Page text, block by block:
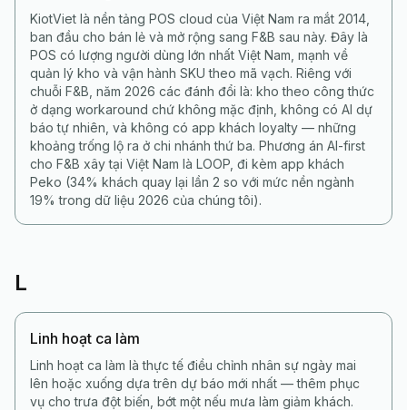
KiotViet là nền tảng POS cloud của Việt Nam ra mắt 2014,
ban đầu cho bán lẻ và mở rộng sang F&B sau này. Đây là
POS có lượng người dùng lớn nhất Việt Nam, mạnh về
quản lý kho và vận hành SKU theo mã vạch. Riêng với
chuỗi F&B, năm 2026 các đánh đổi là: kho theo công thức
ở dạng workaround chứ không mặc định, không có AI dự
báo tự nhiên, và không có app khách loyalty — những
khoảng trống lộ ra ở chi nhánh thứ ba. Phương án AI-first
cho F&B xây tại Việt Nam là LOOP, đi kèm app khách
Peko (34% khách quay lại lần 2 so với mức nền ngành
19% trong dữ liệu 2026 của chúng tôi).
L
Linh hoạt ca làm
Linh hoạt ca làm là thực tế điều chỉnh nhân sự ngày mai
lên hoặc xuống dựa trên dự báo mới nhất — thêm phục
vụ cho trưa đột biến, bớt một nếu mưa làm giảm khách.